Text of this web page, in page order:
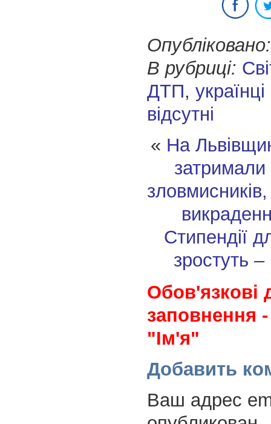
Опубліковано:
В рубриці:
ДТП, українці
відсутні
« На
Стипендії
зростуть
Обов'язкові
заповнення
"Ім'я"
Добавить
Ваш адрес